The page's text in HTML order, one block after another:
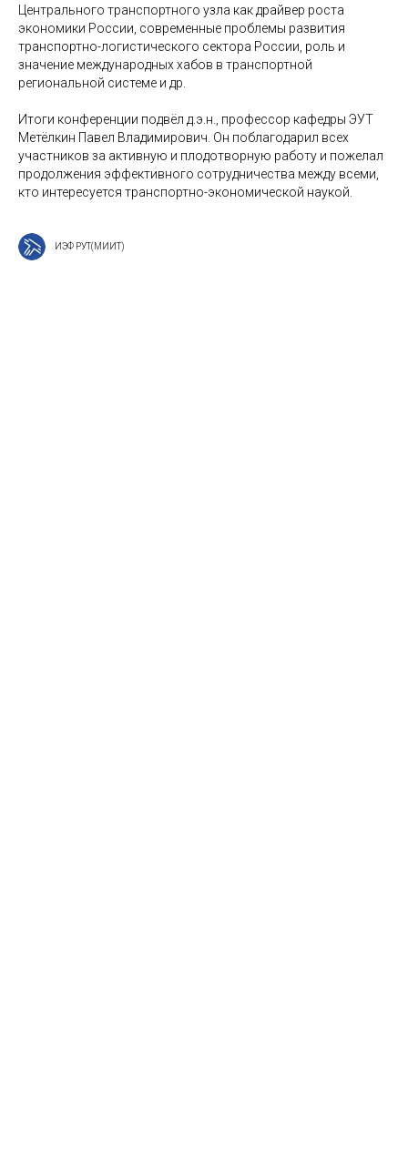
Центрального транспортного узла как драйвер роста
экономики России, современные проблемы развития
транспортно-логистического сектора России, роль и
значение международных хабов в транспортной
региональной системе и др.
Итоги конференции подвёл д.э.н., профессор кафедры ЭУТ
Метёлкин Павел Владимирович. Он поблагодарил всех
участников за активную и плодотворную работу и пожелал
продолжения эффективного сотрудничества между всеми,
кто интересуется транспортно-экономической наукой.
ИЭФ РУТ(МИИТ)